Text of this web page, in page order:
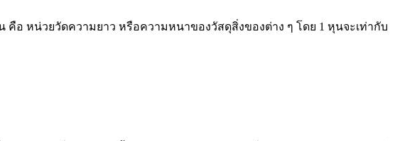
อ หน่วยวัดความยาว หรือความหนาของวัสดุสิ่งของต่าง ๆ โดย 1 หุนจะเท่ากับ